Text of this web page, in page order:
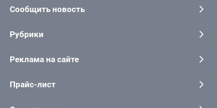
Сообщить новость
Рубрики
Реклама на сайте
Прайс-лист